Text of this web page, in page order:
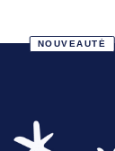
NOUVEAUTÉ